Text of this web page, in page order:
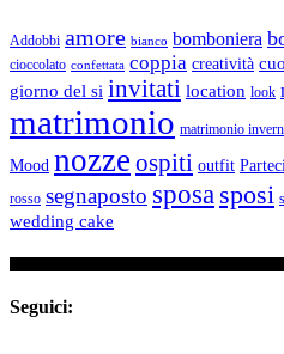
Addobbi amore bianco bomboniera
cioccolato confettata coppia creatività
giorno del si invitati location look
matrimonio matrimonio
Mood nozze ospiti outfit
rosso segnaposto sposa sposi
wedding cake
Seguici: